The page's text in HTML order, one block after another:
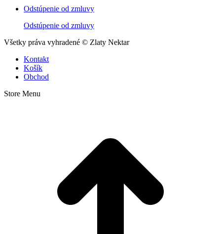
Odstúpenie od zmluvy
Odstúpenie od zmluvy
Všetky práva vyhradené © Zlaty Nektar
Kontakt
Košík
Obchod
Store Menu